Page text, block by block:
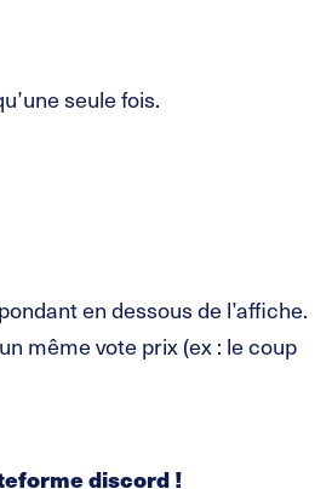
seule fois.
en dessous de l’affiche.
même vote prix (ex : le coup
discord !